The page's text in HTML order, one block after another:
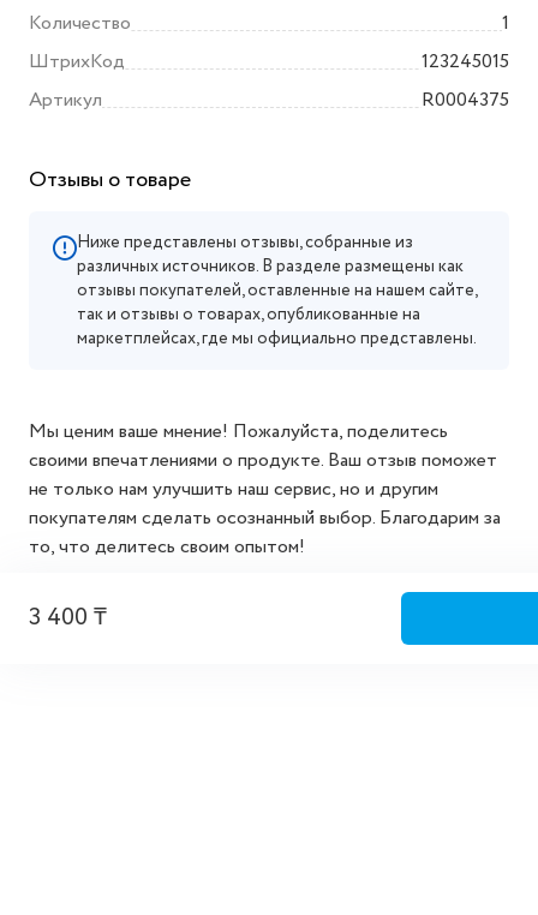
Количество
1
ШтрихКод
123245015
Артикул
R0004375
3 400 ₸
Отзывы о товаре
Ниже представлены отзывы, собранные из
различных источников. В разделе размещены как
отзывы покупателей, оставленные на нашем сайте,
так и отзывы о товарах, опубликованные на
маркетплейсах, где мы официально представлены.
Мы ценим ваше мнение! Пожалуйста, поделитесь
своими впечатлениями о продукте. Ваш отзыв поможет
не только нам улучшить наш сервис, но и другим
покупателям сделать осознанный выбор. Благодарим за
то, что делитесь своим опытом!
Добавить отзыв